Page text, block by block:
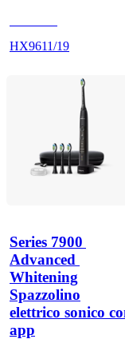
HX9611/19
Series 7900
Advanced
Whitening
Spazzolino
elettrico sonico
app